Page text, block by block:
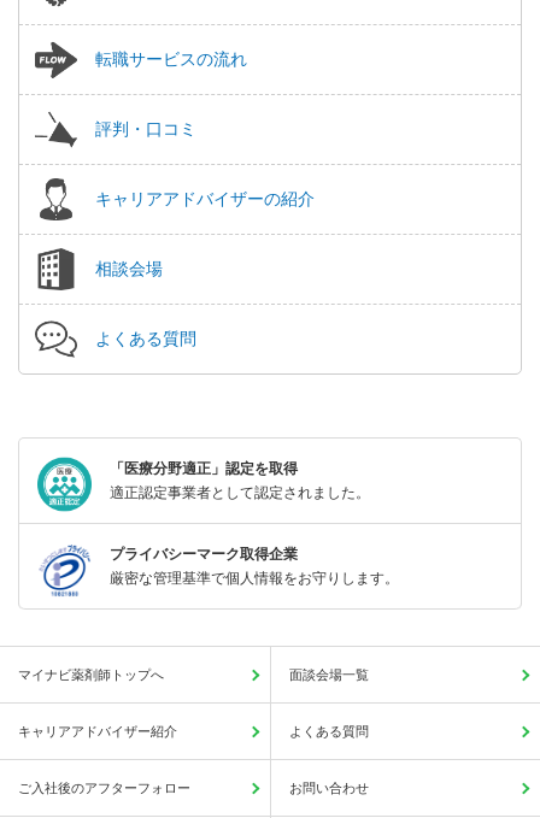
転職サービスの流れ
評判・口コミ
キャリアアドバイザーの紹介
相談会場
よくある質問
「医療分野適正」認定を取得
適正認定事業者として認定されました。
プライバシーマーク取得企業
厳密な管理基準で個人情報をお守りします。
マイナビ薬剤師トップへ 面談会場一覧
キャリアアドバイザー紹介 よくある質問
ご入社後のアフターフォロー お問い合わせ